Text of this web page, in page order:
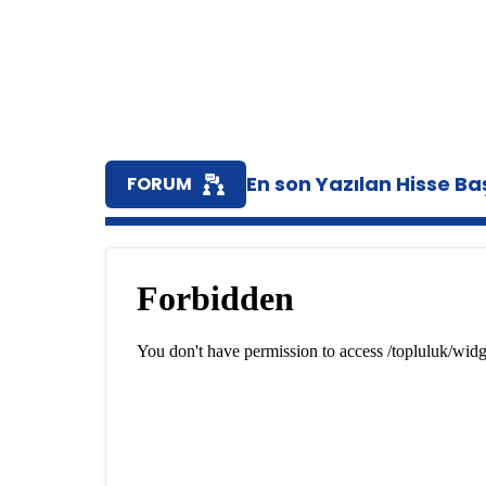
FORUM En son Yazılan Hisse